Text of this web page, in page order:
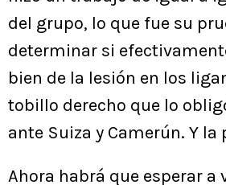
del grupo, lo que fue su
determinar si
bien de la lesión en los
tobillo derecho que lo
ante Suiza y Camerún. Y la
Ahora habrá que esperar a